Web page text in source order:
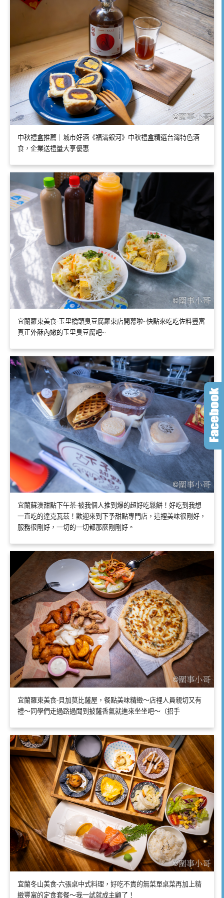
中秋禮盒推薦｜城市好酒《福滿銀河》中秋禮盒精選台灣特色酒
食，企業送禮量大享優惠
宜蘭羅東美食-玉里橋頭臭豆腐羅東店開幕啦~快點來吃吃佐料豐富
真正外酥內嫩的玉里臭豆腐吧~
宜蘭蘇澳甜點下午茶-被我個人推到爆的超好吃鬆餅！好吃到我想
一直吃的達克瓦茲！歡迎來到下予甜點專門店，這裡美味很剛好，
服務很剛好，一切的一切都那麼剛剛好。
宜蘭羅東美食-貝加莫比薩屋，餐點美味精緻～店裡人員親切又有
禮～同學們走過路過聞到披薩香氣就進來坐坐吧～（招手
宜蘭冬山美食-六張桌中式料理，好吃不貴的無菜單桌菜再加上精
緻豐富的定食套餐～我一試就成主顧了！